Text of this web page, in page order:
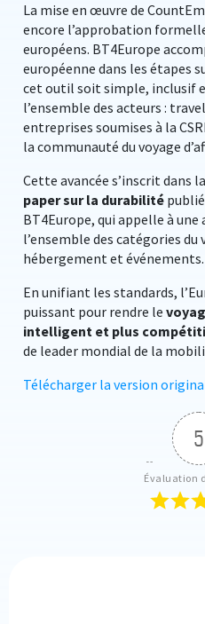
La mise en œuvre de
encore l’approbation
européens. BT4Europe
européenne dans les étapes
cet outil soit simple, inclusif
l’ensemble des acteurs :
entreprises soumises à la
la communauté du voyage
Cette avancée s’inscrit dans
paper sur la durabilité
BT4Europe, qui appelle à
l’ensemble des catégories du
hébergement et événements.
En unifiant les standards,
puissant pour rendre le
intelligent et plus
de leader mondial de la
Télécharger la version
5
Évaluation